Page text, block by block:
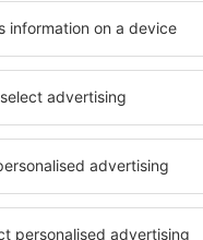
07 August 2026, 2
Mehr Hotels ansehen